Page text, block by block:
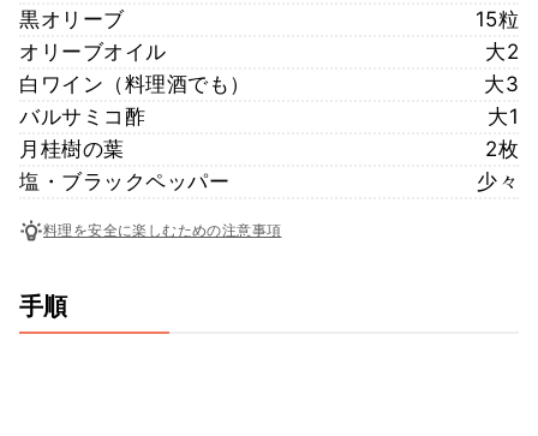
黒オリーブ
15粒
オリーブオイル
大2
白ワイン（料理酒でも）
大3
バルサミコ酢
大1
月桂樹の葉
2枚
塩・ブラックペッパー
少々
料理を安全に楽しむための注意事項
手順